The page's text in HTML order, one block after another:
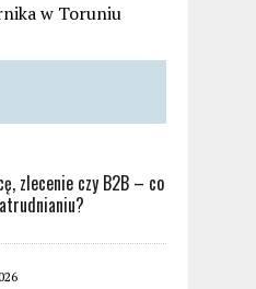
w Toruniu
zlecenie czy B2B – co